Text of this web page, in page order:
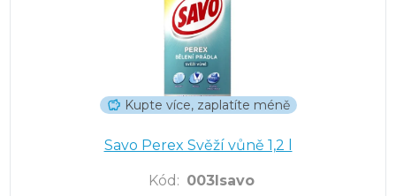
Kupte více, zaplatíte méně
Savo Perex Svěží vůně 1,2 l
Kód : 003lsavo